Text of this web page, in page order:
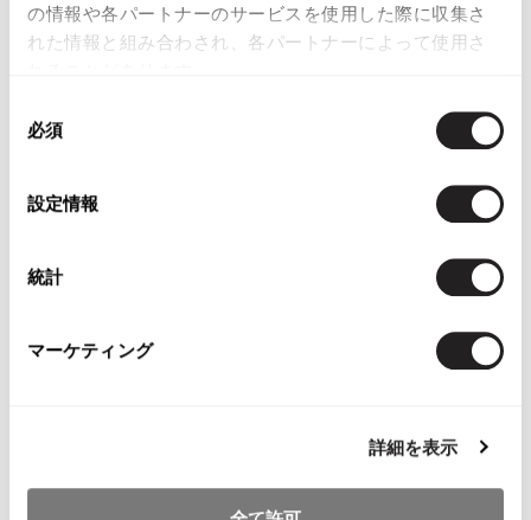
の情報や各パートナーのサービスを使用した際に収集さ
れた情報と組み合わされ、各パートナーによって使用さ
必須
設定情報
統計
マーケティング
詳細を表示
Sold
45rpm